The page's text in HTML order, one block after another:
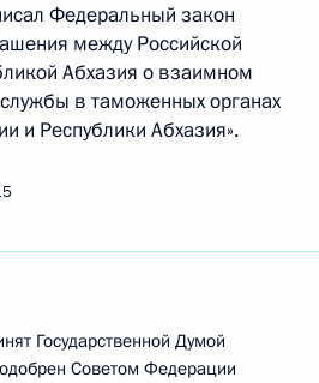
Федеральный закон
между Российской
Абхазия о взаимном
в таможенных органах
и Республики Абхазия».
Государственной Думой
Советом Федерации